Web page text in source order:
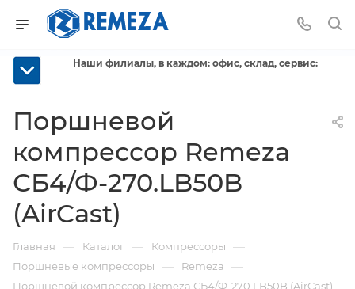
Наши филиалы, в каждом: офис, склад, сервис:
Поршневой
компрессор Remeza
СБ4/Ф-270.LB50B
(AirCast)
Главная — Каталог — Компрессоры —
Поршневые компрессоры — Remeza —
Поршневой компрессор Remeza СБ4/Ф-270.LB50B (AirCast)